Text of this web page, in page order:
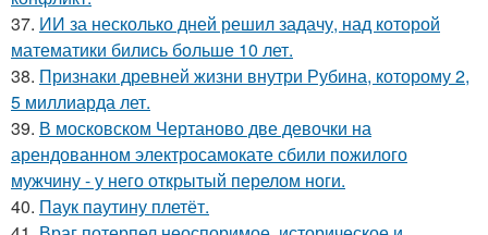
37. ИИ за несколько дней решил задачу, над которой
математики бились больше 10 лет.
38. Признаки древней жизни внутри Рубина, которому 2,
5 миллиарда лет.
39. В московском Чертаново две девочки на
арендованном электросамокате сбили пожилого
мужчину - у него открытый перелом ноги.
40. Паук паутину плетёт.